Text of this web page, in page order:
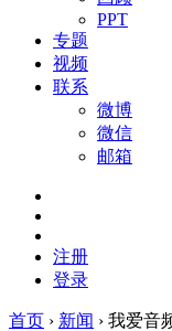
PPT
专题
视频
联系
微博
微信
邮箱
注册
登录
首页 › 新闻 › 我爱音